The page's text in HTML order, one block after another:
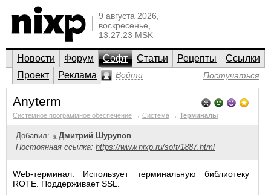
9 августа 2026,
воскресенье,
13:27:23 MSK
Новости Форум Софт Статьи Рецепты
Ссылки
Проект
Реклама Войти Постучаться
Anyterm
Системное программное обеспечение → Система → Терминалы
Добавил:
Дмитрий Шурупов
Постоянная ссылка: https://www.nixp.ru/soft/1887.html
Web-терминал. Использует терминальную библиотеку
ROTE. Поддерживает SSL.